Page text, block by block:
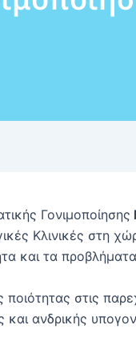
Γονιμοποίησης
Κλινικές στη
και τα
στις
και ανδρικής